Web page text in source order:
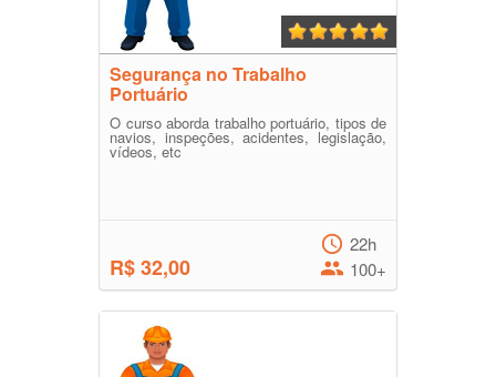
Segurança no Trabalho
Portuário
O curso aborda trabalho portuário, tipos de
navios, inspeções, acidentes, legislação,
vídeos, etc
R$ 32,00
22h
100+